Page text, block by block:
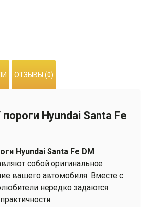
ОТЗЫВЫ (0)
Hyundai Santa Fe
Hyundai Santa Fe DM
собой оригинальное
вашего автомобиля. Вместе с
нередко задаются